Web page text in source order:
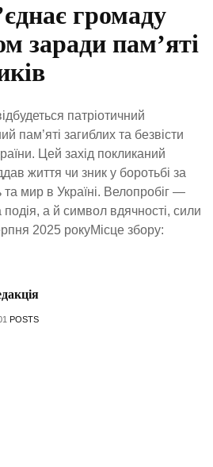
громаду
заради пам’яті
патріотичний
пам’яті загиблих та безвісти
Цей захід покликаний
життя чи зник у боротьбі за
та мир в Україні. Велопробіг —
а й символ вдячності, сили
2025 рокуМісце збору:
POSTS